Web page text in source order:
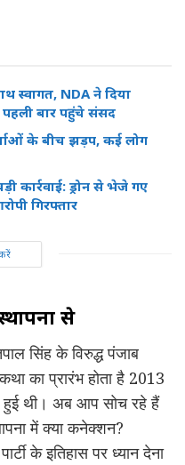
स्वागत, NDA ने दिया
बार पहुंचे संसद
के बीच झड़प, कई लोग
कार्रवाई: ड्रोन से भेजे गए
गिरफ्तार
से
सिंह के विरुद्ध पंजाब
का प्रारंभ होता है 2013
हुई थी। अब आप सोच रहे हैं
में क्या कनेक्शन?
के इतिहास पर ध्यान देना